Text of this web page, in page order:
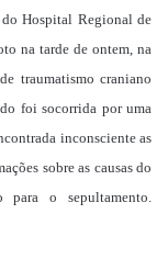
Hospital Regional de
na tarde de ontem, na
traumatismo craniano
foi socorrida por uma
inconsciente as
sobre as causas do
para o sepultamento.